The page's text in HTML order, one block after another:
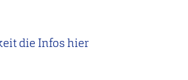
die Infos hier